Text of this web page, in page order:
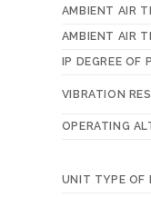
AMBIENT AIR
AMBIENT AIR
IP DEGREE OF
VIBRATION
OPERATING
UNIT TYPE OF